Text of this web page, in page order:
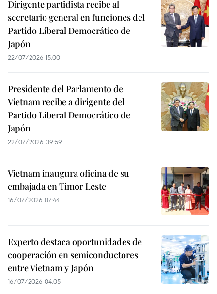
Dirigente partidista recibe al
secretario general en funciones del
Partido Liberal Democrático de
Japón
22/07/2026 15:00
Presidente del Parlamento de
Vietnam recibe a dirigente del
Partido Liberal Democrático de
Japón
22/07/2026 09:59
Vietnam inaugura oficina de su
embajada en Timor Leste
16/07/2026 07:44
Experto destaca oportunidades de
cooperación en semiconductores
entre Vietnam y Japón
16/07/2026 04:05